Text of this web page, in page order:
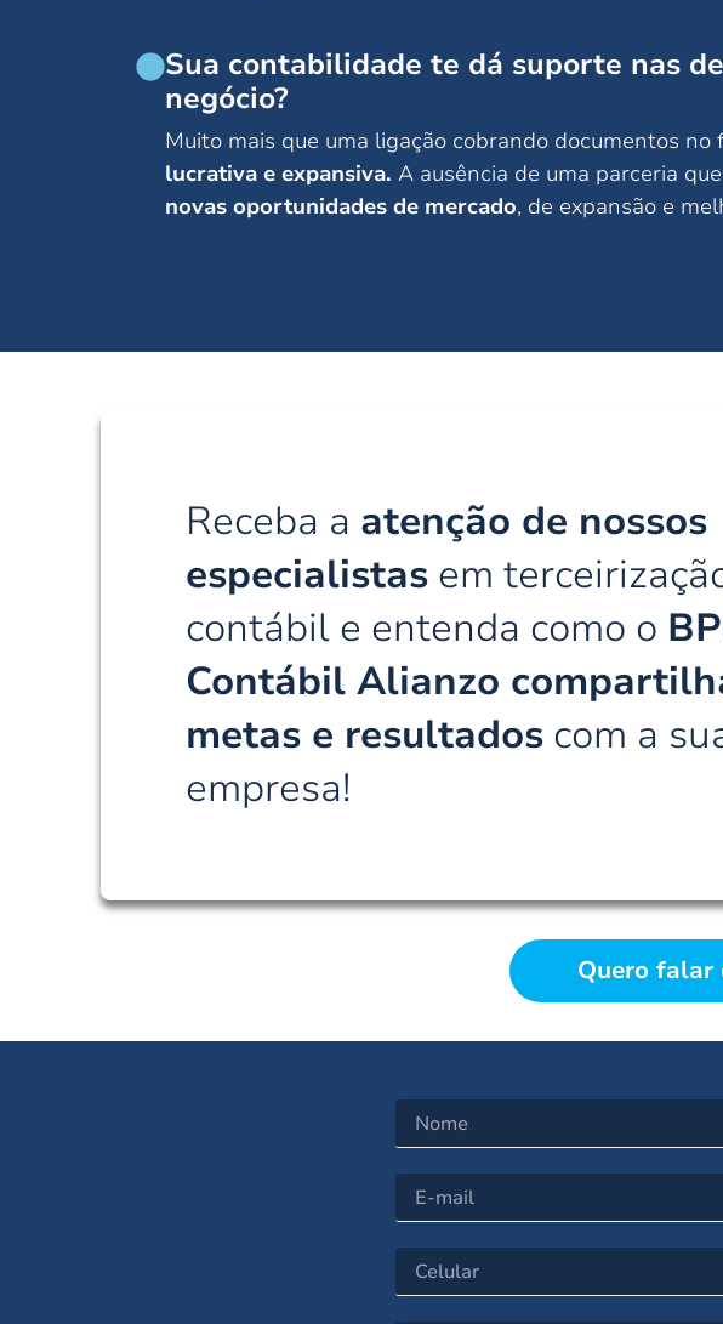
Sua contabilidade te dá suporte nas
negócio?
Muito mais que uma ligação cobrando documentos
lucrativa e expansiva. A ausência de uma parceria
novas oportunidades de mercado, de expansão e
Receba a atenção de nossos
especialistas em
contábil e entenda como o
Contábil Alianzo
metas e resultados com a
empresa!
Quero falar